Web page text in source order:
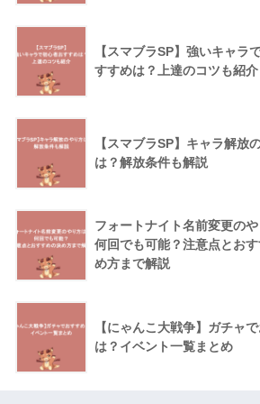
【スマブラSP】強いキャラ
すすめは？上達のコツも紹介
【スマブラSP】キャラ解放
は？解放条件も解説
フォートナイト名前変更のや
何回でも可能？注意点とお
め方まで解説
【にゃんこ大戦争】ガチャ
は？イベント一覧まとめ